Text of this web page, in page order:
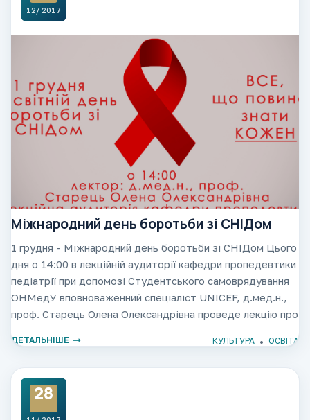
12/ 2017
Міжнародний день боротьби зі СНІДом
1 грудня - Міжнародний день боротьби зі СНІДом Цього
дня о 14:00 в лекційній аудиторії кафедри пропедевтики
педіатрії при допомозі Студентського самоврядування
ОНМедУ вповноваженний спеціаліст UNICEF, д.мед.н.,
проф. Старець Олена Олександрівна проведе лекцію про
КУЛЬТУРА ОСВІТА
ДЕТАЛЬНІШЕ
28